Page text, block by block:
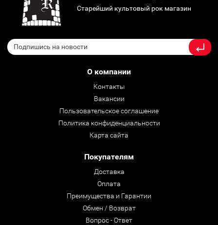
Старейший культовый рок магазин
О компании
Контакты
Вакансии
Пользовательское соглашение
Политика конфиденциальности
Карта сайта
Покупателям
Доставка
Оплата
Преимущества и Гарантии
Обмен / Возврат
Вопрос - Ответ